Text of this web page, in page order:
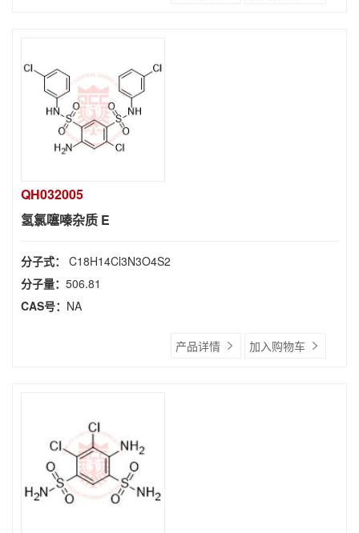
QH032005
氢氯噻嗪杂质 E
分子式： C18H14Cl3N3O4S2
分子量： 506.81
CAS号： NA
产品详情 加入购物车